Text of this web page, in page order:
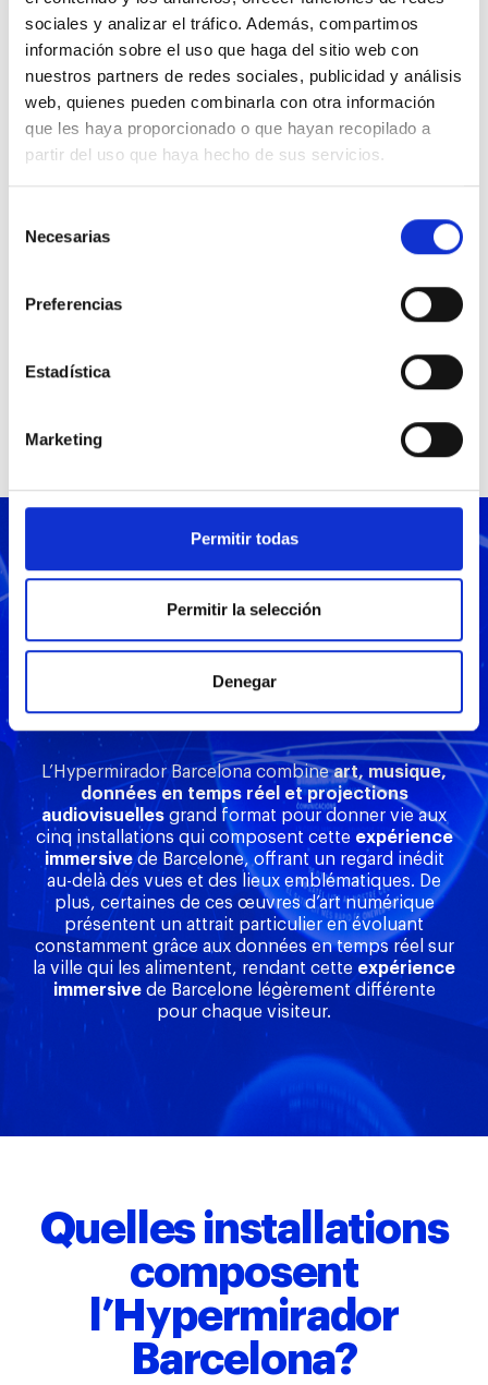
sociales y analizar el tráfico. Además, compartimos
información sobre el uso que haga del sitio web con
nuestros partners de redes sociales, publicidad y análisis
web, quienes pueden combinarla con otra información
que les haya proporcionado o que hayan recopilado a
partir del uso que haya hecho de sus servicios.
Necesarias
Preferencias
Estadística
Marketing
Permitir todas
Permitir la selección
Denegar
nous n’associons pas immédiatement à elle ou qui nous
échappent à première vue.
Les animaux, la météo, les
radiofréquences, les sons, les technologies…Tous
sont les protagonistes de cette expérience immersive,
qui invite à comprendre leur impact et leur rôle
fondamental, tant pour les villes que pour les
personnes qui y vivent.
Les espaces de
l’Hypermirador
Barcelona
L’Hypermirador Barcelona combineart, musique,
données en temps réel et projections
audiovisuellesgrand format pour donner vie aux
cinq installations qui composent cette expérience
immersivede Barcelone, offrant un regard inédit
au-delà des vues et des lieux emblématiques. De
plus, certaines de ces œuvres d’art numérique
présentent un attrait particulier en évoluant
constamment grâce aux données en temps réel sur
la ville qui les alimentent, rendant cette expérience
immersivede Barcelone légèrement différente
pour chaque visiteur.
Quelles installations
composent
l’Hypermirador
Barcelona?